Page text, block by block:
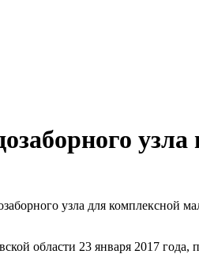
узла для комплексной
области 23 января 2017 года,